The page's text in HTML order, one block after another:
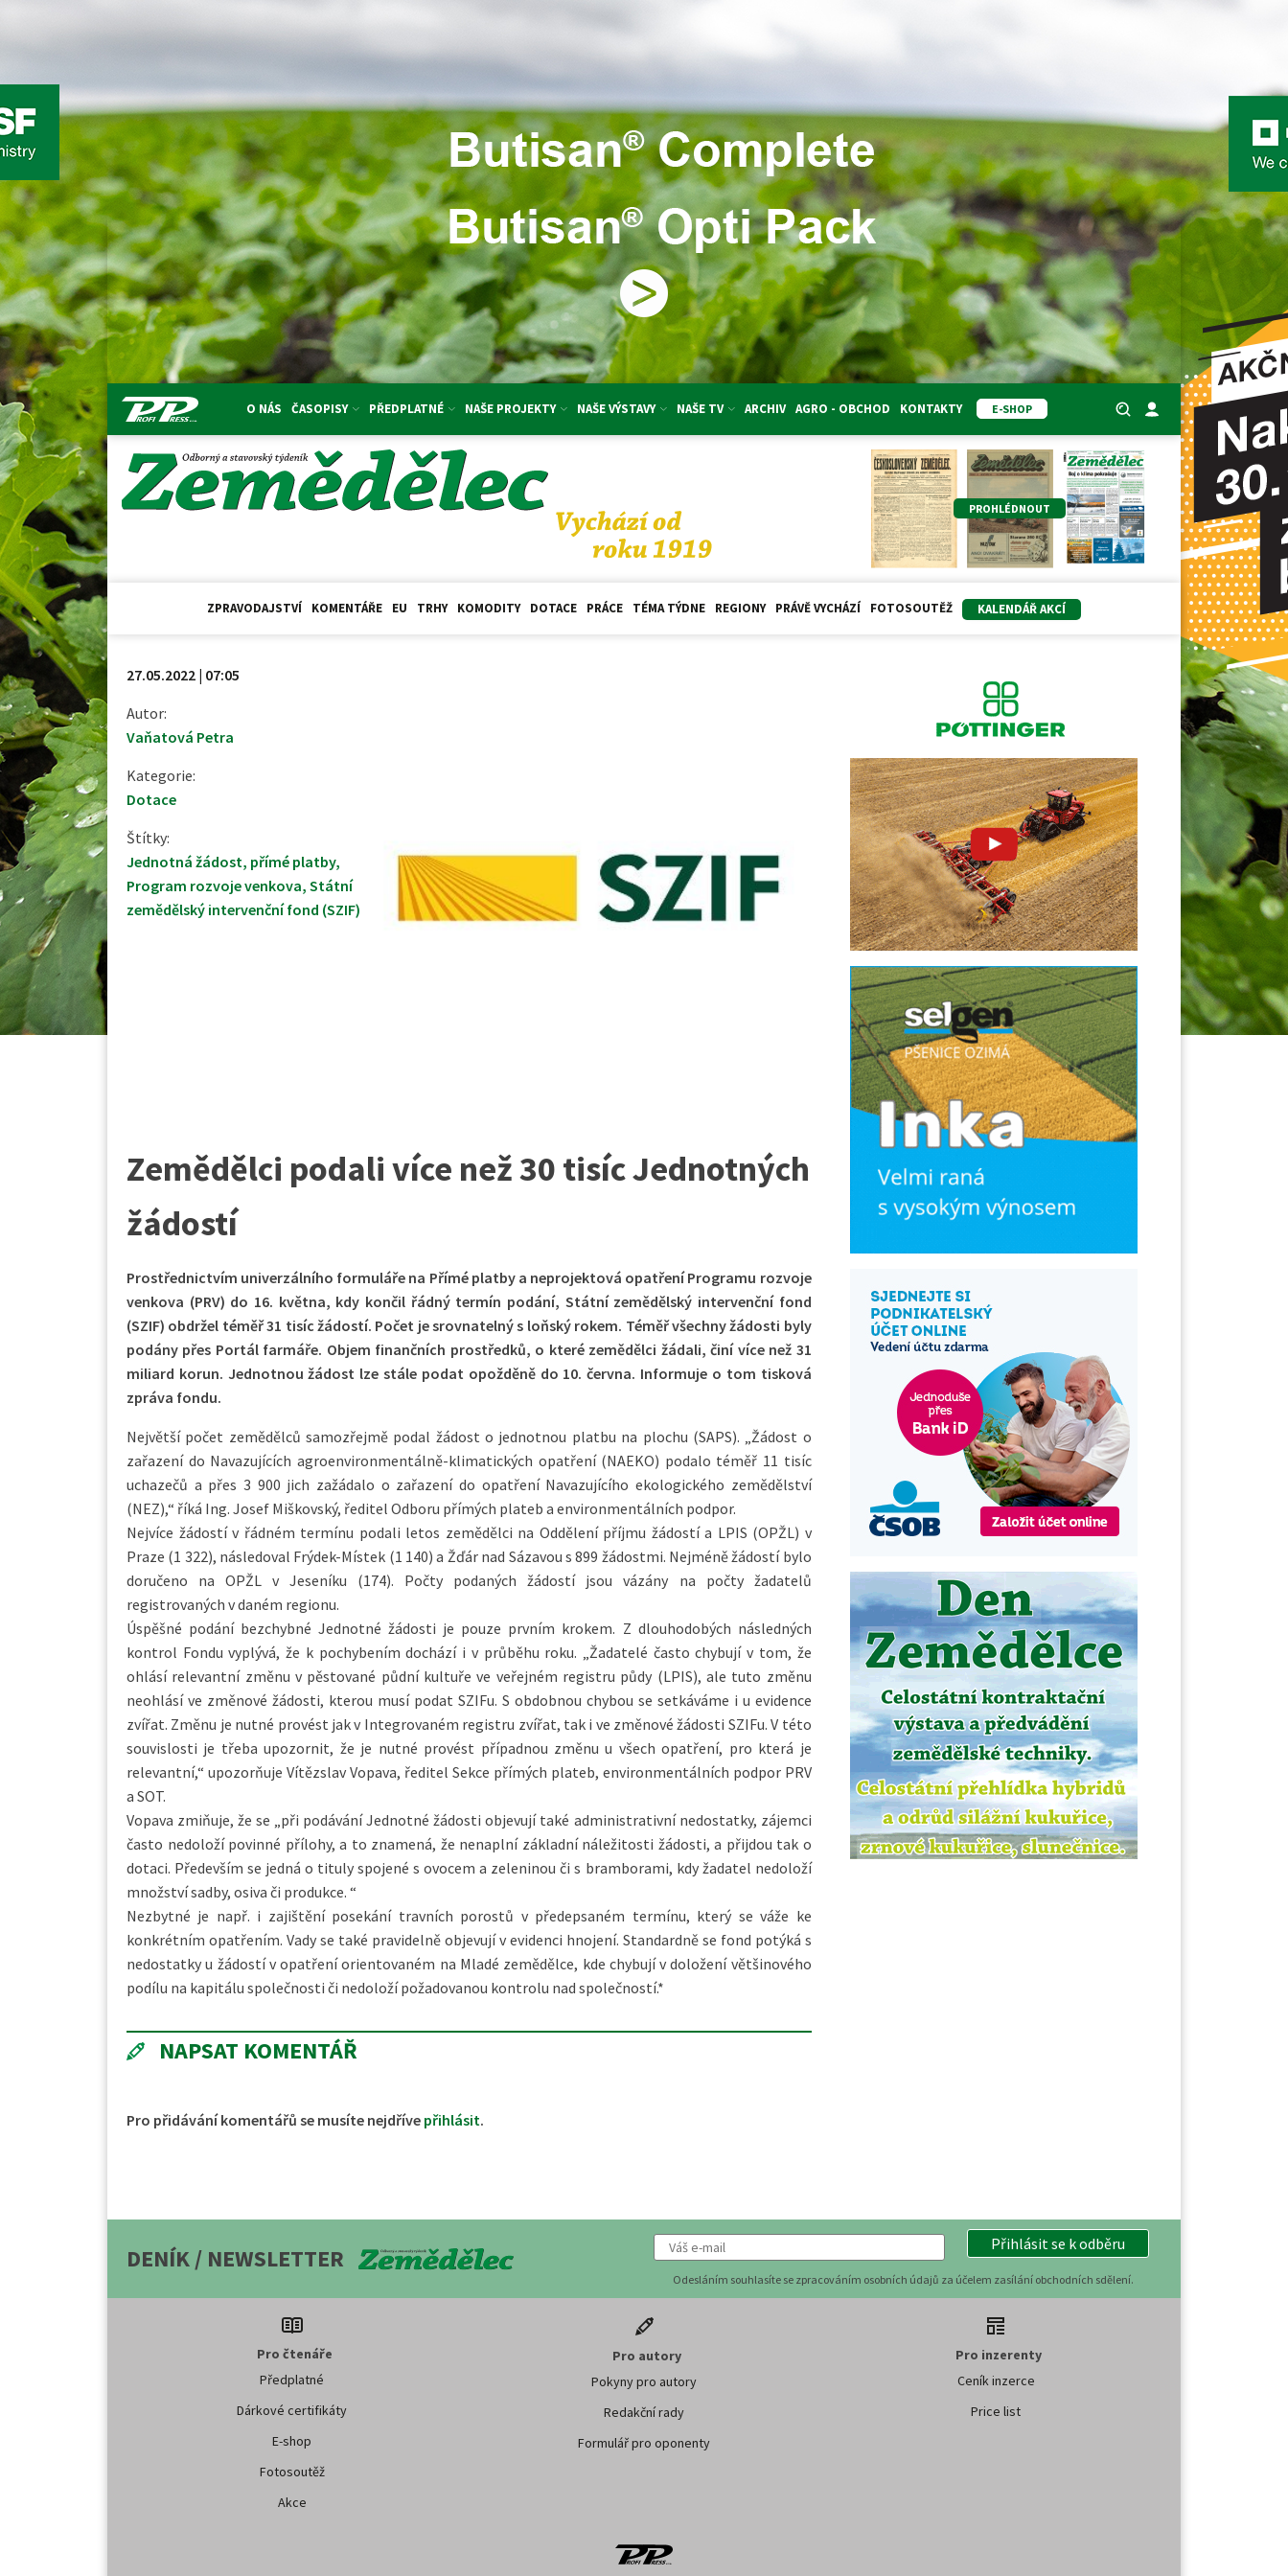
O NÁS ČASOPISY PŘEDPLATNÉ NAŠE PROJEKTY NAŠE VÝSTAVY NAŠE TV ARCHIV AGRO - OBCHOD KONTAKTY E-SHOP
PROHLÉDNOUT
ZPRAVODAJSTVÍ KOMENTÁŘE EU TRHY KOMODITY DOTACE PRÁCE TÉMA TÝDNE REGIONY PRÁVĚ VYCHÁZÍ FOTOSOUTĚŽ KALENDÁŘ AKCÍ
27.05.2022 | 07:05
Autor:
Vaňatová Petra
Kategorie:
Dotace
Štítky:
Jednotná žádost, přímé platby,
Program rozvoje venkova, Státní
zemědělský intervenční fond (SZIF)
Zemědělci podali více než 30 tisíc Jednotných
žádostí
Prostřednictvím univerzálního formuláře na Přímé platby a neprojektová opatření Programu rozvoje
venkova (PRV) do 16. května, kdy končil řádný termín podání, Státní zemědělský intervenční fond
(SZIF) obdržel téměř 31 tisíc žádostí. Počet je srovnatelný s loňský rokem. Téměř všechny žádosti byly
podány přes Portál farmáře. Objem finančních prostředků, o které zemědělci žádali, činí více než 31
miliard korun. Jednotnou žádost lze stále podat opožděně do 10. června. Informuje o tom tisková
zpráva fondu.
Největší počet zemědělců samozřejmě podal žádost o jednotnou platbu na plochu (SAPS). „Žádost o
zařazení do Navazujících agroenvironmentálně-klimatických opatření (NAEKO) podalo téměř 11 tisíc
uchazečů a přes 3 900 jich zažádalo o zařazení do opatření Navazujícího ekologického zemědělství
(NEZ),“ říká Ing. Josef Miškovský, ředitel Odboru přímých plateb a environmentálních podpor.
Nejvíce žádostí v řádném termínu podali letos zemědělci na Oddělení příjmu žádostí a LPIS (OPŽL) v
Praze (1 322), následoval Frýdek-Místek (1 140) a Žďár nad Sázavou s 899 žádostmi. Nejméně žádostí bylo
doručeno na OPŽL v Jeseníku (174). Počty podaných žádostí jsou vázány na počty žadatelů
registrovaných v daném regionu.
Úspěšné podání bezchybné Jednotné žádosti je pouze prvním krokem. Z dlouhodobých následných
kontrol Fondu vyplývá, že k pochybením dochází i v průběhu roku. „Žadatelé často chybují v tom, že
ohlásí relevantní změnu v pěstované půdní kultuře ve veřejném registru půdy (LPIS), ale tuto změnu
neohlásí ve změnové žádosti, kterou musí podat SZIFu. S obdobnou chybou se setkáváme i u evidence
zvířat. Změnu je nutné provést jak v Integrovaném registru zvířat, tak i ve změnové žádosti SZIFu. V této
souvislosti je třeba upozornit, že je nutné provést případnou změnu u všech opatření, pro která je
relevantní,“ upozorňuje Vítězslav Vopava, ředitel Sekce přímých plateb, environmentálních podpor PRV
a SOT.
Vopava zmiňuje, že se „při podávání Jednotné žádosti objevují také administrativní nedostatky, zájemci
často nedoloží povinné přílohy, a to znamená, že nenaplní základní náležitosti žádosti, a přijdou tak o
dotaci. Především se jedná o tituly spojené s ovocem a zeleninou či s bramborami, kdy žadatel nedoloží
množství sadby, osiva či produkce. “
Nezbytné je např. i zajištění posekání travních porostů v předepsaném termínu, který se váže ke
konkrétním opatřením. Vady se také pravidelně objevují v evidenci hnojení. Standardně se fond potýká s
nedostatky u žádostí v opatření orientovaném na Mladé zemědělce, kde chybují v doložení většinového
podílu na kapitálu společnosti či nedoloží požadovanou kontrolu nad společností.*
NAPSAT KOMENTÁŘ
Pro přidávání komentářů se musíte nejdříve přihlásit.
DENÍK / NEWSLETTER Přihlásit se k odběru
Odesláním souhlasíte se zpracováním osobních údajů za účelem zasílání obchodních sdělení.
Pro čtenáře
Předplatné
Dárkové certifikáty
E-shop
Fotosoutěž
Akce
Pro autory
Pokyny pro autory
Redakční rady
Formulář pro oponenty
Pro inzerenty
Ceník inzerce
Price list